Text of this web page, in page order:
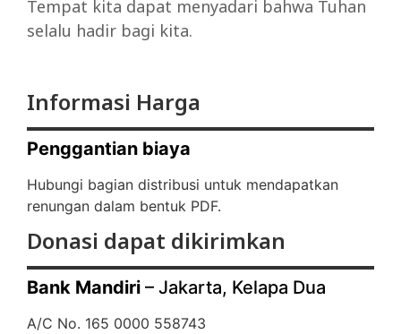
Tempat kita dapat menyadari bahwa Tuhan
selalu hadir bagi kita.
Informasi Harga
Penggantian biaya
Hubungi bagian distribusi untuk mendapatkan
renungan dalam bentuk PDF.
Donasi dapat dikirimkan
Bank Mandiri – Jakarta, Kelapa Dua
A/C No. 165 0000 558743